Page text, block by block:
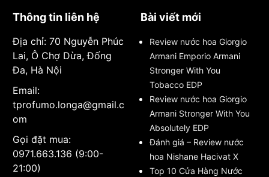
Thông tin liên hệ
Địa chỉ: 70 Nguyễn Phúc
Lai, Ô Chợ Dừa, Đống
Đa, Hà Nội
Email:
tprofumo.longa@gmail.c
om
Gọi đặt mua:
0971.663.136 (9:00-
21:00)
Bài viết mới
Review nước hoa Giorgio
Armani Emporio Armani
Stronger With You
Tobacco EDP
Review nước hoa Giorgio
Armani Stronger With You
Absolutely EDP
Đánh giá – Review nước
hoa Nishane Hacivat X
Top 10 Cửa Hàng Nước